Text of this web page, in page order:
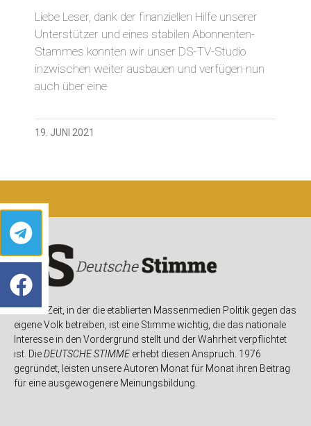
Liebe Leser, dank der finanziellen Hilfe unserer
Unterstützer und eines stabilen Abonnenten-
Stammes konnten wir unser DS-TV-Studio
inzwischen weiter ausbauen und verfügen nun
auch über eine
19. JUNI 2021
In einer Zeit, in der die etablierten Massenmedien Politik gegen das
eigene Volk betreiben, ist eine Stimme wichtig, die das nationale
Interesse in den Vordergrund stellt und der Wahrheit verpflichtet
ist. DieDEUTSCHE STIMMEerhebt diesen Anspruch. 1976
gegründet, leisten unsere Autoren Monat für Monat ihren Beitrag
für eine ausgewogenere Meinungsbildung.